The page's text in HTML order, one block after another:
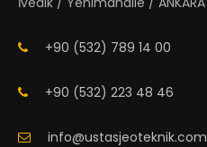
+90 (532) 789 14 00
+90 (532) 223 48 46
info@ustasjeoteknik.com